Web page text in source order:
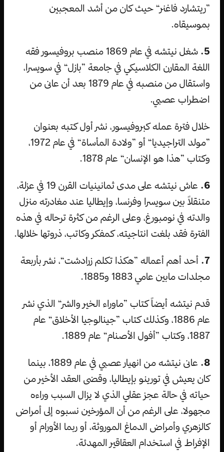
”ريتشارد فاغنر“ حيث كان من أشد المعجبين
بموسيقاه.
5.
شغل نيتشه في عام 1869 منصب بروفيسور فقه
اللغة المقارن الكلاسيكي في جامعة ”بازل“ في سويسرا،
واستقال من منصبه في عام 1879 بعد أن عانى من
اضطراب عصبي.
خلال فترة عمله كبروفيسور، نشر أول كتبه بعنوان
”مولد التراجيديا“ أو ”ولادة المأساة“ في عام 1972،
وكتاب ”هذا هو الإنسان“ عام 1878.
6.
عاش نيتشه على مدى ثمانينيات القرن 19 في عزلة،
متنقلاً بين سويسرا وفرنسا، وإيطاليا عند مغادرته منزل
والدته في نومبورغ، وعلى الرغم من كثرة ترحاله في هذه
الفترة فقد بلغت انتاجيته، كمفكر وكاتب، ذروتها خلالها.
7. أحد أهم أعماله ”هكذا تكلم زرادشت“، نشر بأربعة
مجلدات مابين عامي 1883 و1885.
قدم نيتشه أيضاً كتاب ”ماوراء الخير والشر“ الذي نشر
عام 1886، وكذلك كتاب ”جينالوجيا الأخلاق“ عام
1887، وكتاب ”أفول الأصنام“ عام 1889.
8.
عانى نيتشه من انهيار عصبي في عام 1889، بينما
كان يعيش في تورينو بإيطاليا، وقضى العقد الأخير من
حياته في حالة عجز عقلي الذي لا يزال السبب وراءه
مجهولا، على الرغم من أن المؤرخين نسبوه إلى أمراض
كالزهري وأمراض الدماغ الموروثة، أو ربما الأورام أو
الإفراط في استخدام العقاقير المهدئة.